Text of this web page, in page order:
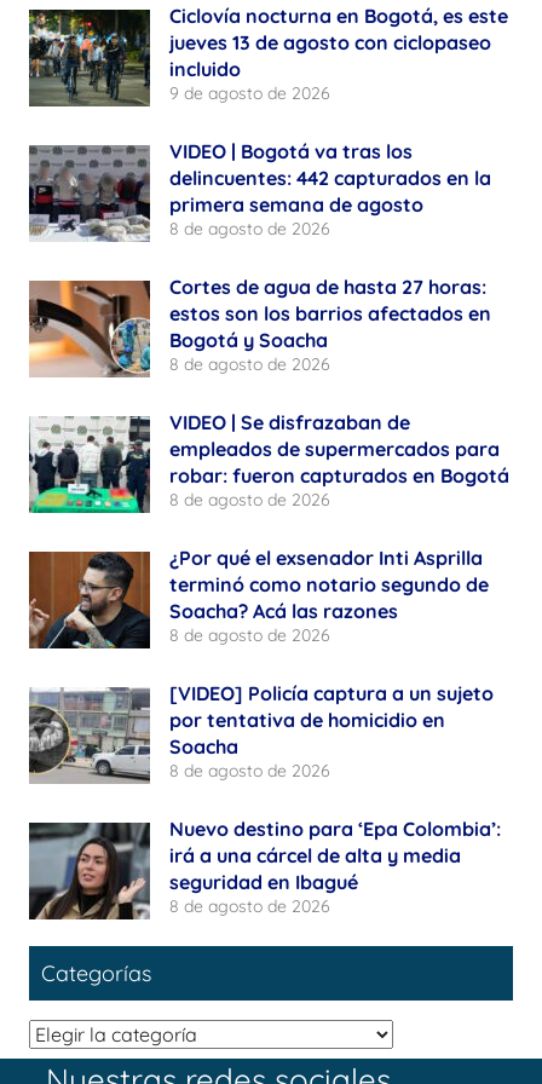
Ciclovía nocturna en Bogotá, es este
jueves 13 de agosto con ciclopaseo
incluido
9 de agosto de 2026
VIDEO | Bogotá va tras los
delincuentes: 442 capturados en la
primera semana de agosto
8 de agosto de 2026
Cortes de agua de hasta 27 horas:
estos son los barrios afectados en
Bogotá y Soacha
8 de agosto de 2026
VIDEO | Se disfrazaban de
empleados de supermercados para
robar: fueron capturados en Bogotá
8 de agosto de 2026
¿Por qué el exsenador Inti Asprilla
terminó como notario segundo de
Soacha? Acá las razones
8 de agosto de 2026
[VIDEO] Policía captura a un sujeto
por tentativa de homicidio en
Soacha
8 de agosto de 2026
Nuevo destino para ‘Epa Colombia’:
irá a una cárcel de alta y media
seguridad en Ibagué
8 de agosto de 2026
Categorías
Categorías